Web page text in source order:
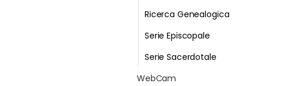
Ricerca Genealogica
Serie Episcopale
Serie Sacerdotale
WebCam